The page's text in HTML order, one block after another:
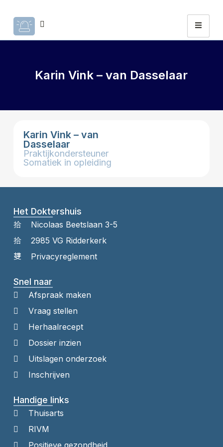
Karin Vink – van Dasselaar
Karin Vink – van
Dasselaar
Praktijkondersteuner
Somatiek in opleiding
Het Doktershuis
Nicolaas Beetslaan 3-5
2985 VG Ridderkerk
Privacyreglement
Snel naar
Afspraak maken
Vraag stellen
Herhaalrecept
Dossier inzien
Uitslagen onderzoek
Inschrijven
Handige links
Thuisarts
RIVM
Positieve gezondheid